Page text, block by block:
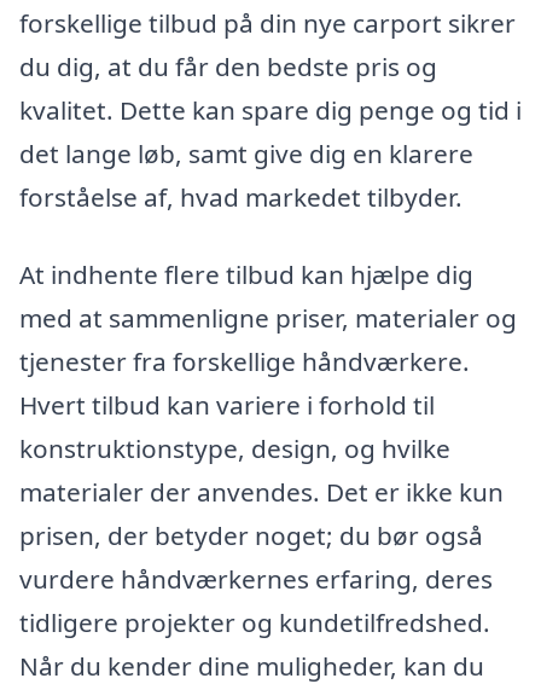
forskellige tilbud på din nye carport sikrer
du dig, at du får den bedste pris og
kvalitet. Dette kan spare dig penge og tid i
det lange løb, samt give dig en klarere
forståelse af, hvad markedet tilbyder.
At indhente flere tilbud kan hjælpe dig
med at sammenligne priser, materialer og
tjenester fra forskellige håndværkere.
Hvert tilbud kan variere i forhold til
konstruktionstype, design, og hvilke
materialer der anvendes. Det er ikke kun
prisen, der betyder noget; du bør også
vurdere håndværkernes erfaring, deres
tidligere projekter og kundetilfredshed.
Når du kender dine muligheder, kan du